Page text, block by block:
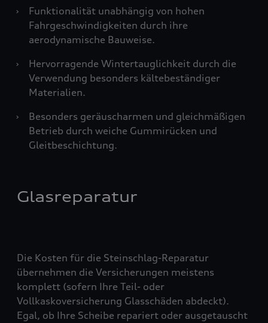
›
Funktionalität unabhängig von hohen
Fahrgeschwindigkeiten durch ihre
aerodynamische Bauweise.
›
Hervorragende Wintertauglichkeit durch die
Verwendung besonders kältebeständiger
Materialien.
›
Besonders geräuscharmen und gleichmäßigen
Betrieb durch weiche Gummirücken und
Gleitbeschichtung.
Glasreparatur
Die Kosten für die Steinschlag-Reparatur
übernehmen die Versicherungen meistens
komplett (sofern Ihre Teil- oder
Vollkaskoversicherung Glasschäden abdeckt).
Egal, ob Ihre Scheibe repariert oder ausgetauscht